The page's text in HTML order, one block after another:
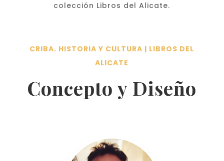
colección Libros del Alicate.
CRIBA. HISTORIA Y CULTURA | LIBROS DEL
ALICATE
Concepto y Diseño